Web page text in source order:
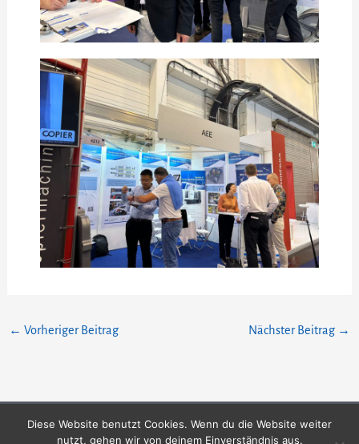
← Vorheriger Beitrag Nächster Beitrag →
Diese Website benutzt Cookies. Wenn du die Website weiter
nutzt, gehen wir von deinem Einverständnis aus.